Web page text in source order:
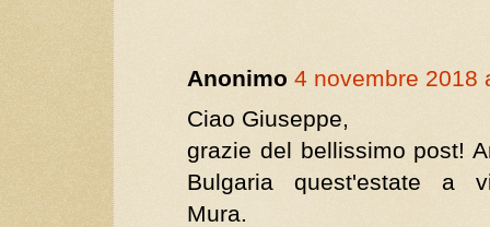
Anonimo 4 novembre 2018
Ciao Giuseppe,
grazie del bellissimo post!
Bulgaria quest'estate a
Mura.